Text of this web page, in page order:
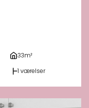
33m²
1 værelser